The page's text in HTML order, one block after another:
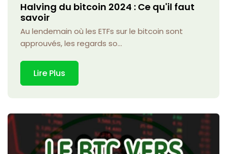
Halving du bitcoin 2024 : Ce qu'il faut
savoir
Au lendemain où les ETFs sur le bitcoin sont
approuvés, les regards so...
Lire Plus